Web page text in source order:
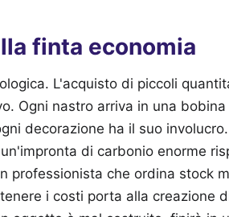
finta economia
L'acquisto di piccoli
Ogni nastro arriva in una
decorazione ha il suo
di carbonio enorme
professionista che ordina stock
i costi porta alla creazione